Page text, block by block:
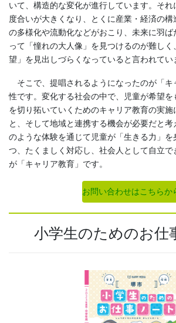
いて、構造的な変化が進行しています。そ
度合いが大きくなり、とくに産業・経済の
の多様化や流動化などがおこり、未来に羽ば
って「憧れの大人像」を見つけるのが難し
望」を見出しづらくなっていると言われてい
そこで、提唱されるようになったのが「キ
性です。変化する社会の中で、児童が希望
を切り拓いていくためのキャリア教育の実施
と、そして地域と連携する機会が必要だと考
のような体験を通じて児童が「生きる力」を
つ、たくましく対応し、社会人として自立
が「キャリア教育」です。
お問い合わせはこちらか
小学生のためのお仕